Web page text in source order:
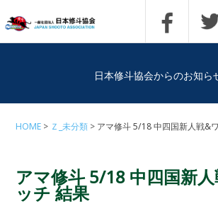
日本修斗協会からのお知ら
HOME Ｚ_未分類 アマ修斗 5/18 中四国新人戦&
アマ修斗 5/18 中四国新
ッチ 結果